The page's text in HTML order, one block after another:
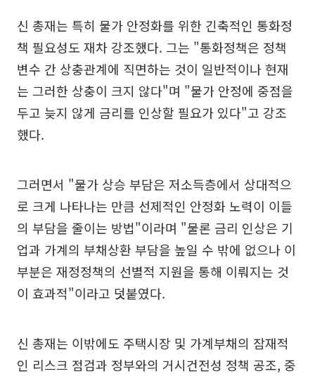
신 총재는 특히 물가 안정화를 위한 긴축적인 통화정
책 필요성도 재차 강조했다. 그는 "통화정책은 정책
변수 간 상충관계에 직면하는 것이 일반적이나 현재
는 그러한 상충이 크지 않다"며 "물가 안정에 중점을
두고 늦지 않게 금리를 인상할 필요가 있다"고 강조
했다.
그러면서 "물가 상승 부담은 저소득층에서 상대적으
로 크게 나타나는 만큼 선제적인 안정화 노력이 이들
의 부담을 줄이는 방법"이라며 "물론 금리 인상은 기
업과 가계의 부채상환 부담을 높일 수 밖에 없으나 이
부분은 재정정책의 선별적 지원을 통해 이뤄지는 것
이 효과적"이라고 덧붙였다.
신 총재는 이밖에도 주택시장 및 가계부채의 잠재적
인 리스크 점검과 정부와의 거시건전성 정책 공조, 중